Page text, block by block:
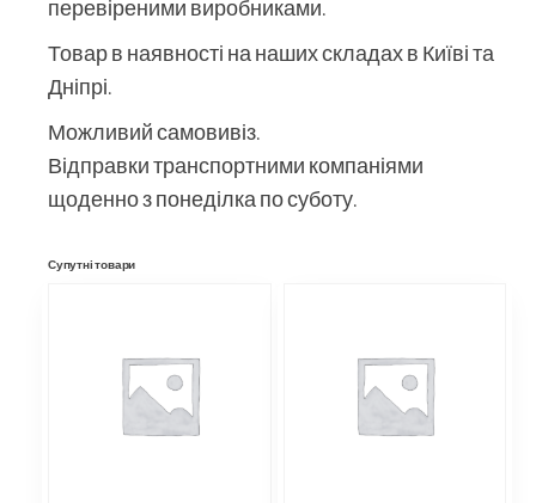
перевіреними виробниками.
Товар в наявності на наших складах в Київі та
Дніпрі.
Можливий самовивіз.
Відправки транспортними компаніями
щоденно з понеділка по суботу.
Супутні товари